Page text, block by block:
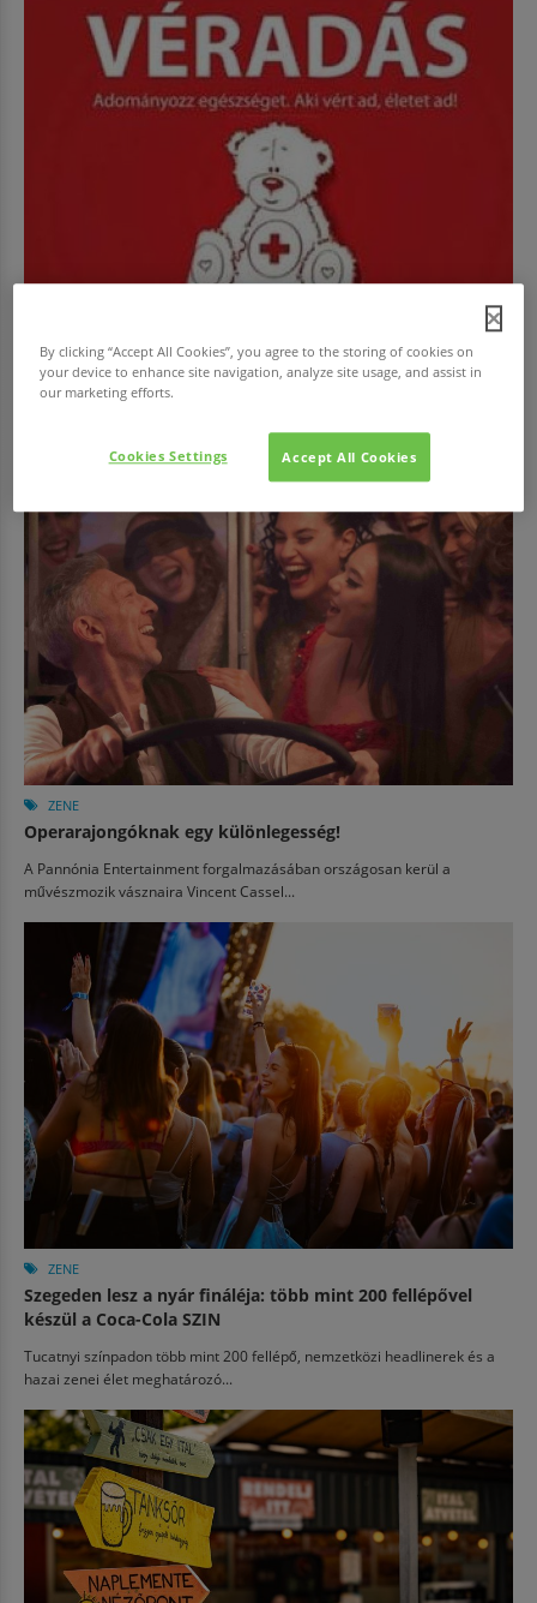
Adj vért!
Az Országos Vérellátó Szolgálat (OVSz) és véradásszervező partnere, a
ZENE
Operarajongóknak egy különlegesség!
A Pannónia Entertainment forgalmazásában országosan kerül a
művészmozik vásznaira Vincent Cassel...
ZENE
Szegeden lesz a nyár fináléja: több mint 200 fellépővel
készül a Coca-Cola SZIN
Tucatnyi színpadon több mint 200 fellépő, nemzetközi headlinerek és a
hazai zenei élet meghatározó...
By clicking “Accept All Cookies”, you agree to the storing of cookies on
your device to enhance site navigation, analyze site usage, and assist in
our marketing efforts.
Accept All Cookies
Cookies Settings